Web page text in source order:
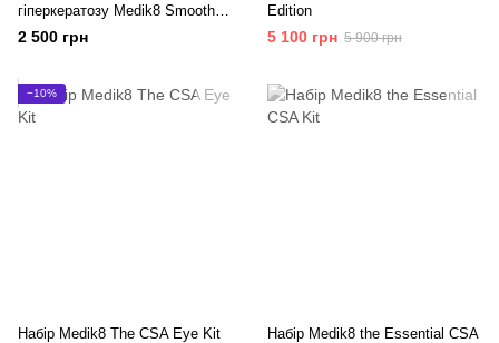
гіперкератозу Medik8 Smooth
Body Exfoliating Kit
2 500 грн
Edition
5 100 грн 5 900 грн
−10%
Набір Medik8 The CSA Eye Kit
Набір Medik8 the Essential CSA